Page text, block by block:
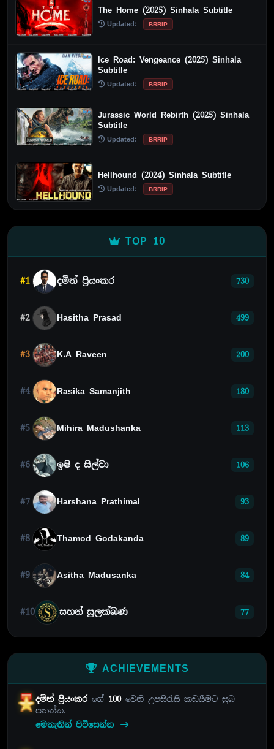
The Home (2025) Sinhala Subtitle
Updated: BRRIP
Ice Road: Vengeance (2025) Sinhala
Subtitle
Updated: BRRIP
Jurassic World Rebirth (2025) Sinhala
Subtitle
Updated: BRRIP
Hellhound (2024) Sinhala Subtitle
Updated: BRRIP
TOP 10
#1 දමිත් ප්‍රියංකර 730
#2 Hasitha Prasad 499
#3 K.A Raveen 200
#4 Rasika Samanjith 180
#5 Mihira Madushanka 113
#6 ඉෂි ද සිල්වා 106
#7 Harshana Prathimal 93
#8 Thamod Godakanda 89
#9 Asitha Madusanka 84
#10 සහන් සුලක්ඛණ 77
ACHIEVEMENTS
දමිත් ප්‍රියංකරගේ 100වෙනි උපසිරැසි කඩයීමට සුබ
පතන්න.
මෙතැනින් පිවිසෙන්න